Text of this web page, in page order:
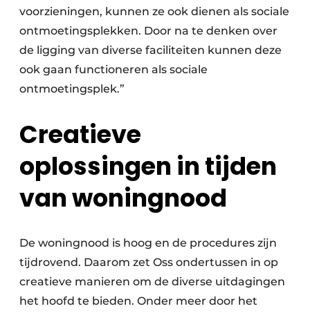
voorzieningen, kunnen ze ook dienen als sociale
ontmoetingsplekken. Door na te denken over
de ligging van diverse faciliteiten kunnen deze
ook gaan functioneren als sociale
ontmoetingsplek.”
Creatieve
oplossingen in tijden
van woningnood
De woningnood is hoog en de procedures zijn
tijdrovend. Daarom zet Oss ondertussen in op
creatieve manieren om de diverse uitdagingen
het hoofd te bieden. Onder meer door het